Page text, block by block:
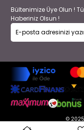
Bültenimize Üye Olun !
Haberiniz Olsun !
©